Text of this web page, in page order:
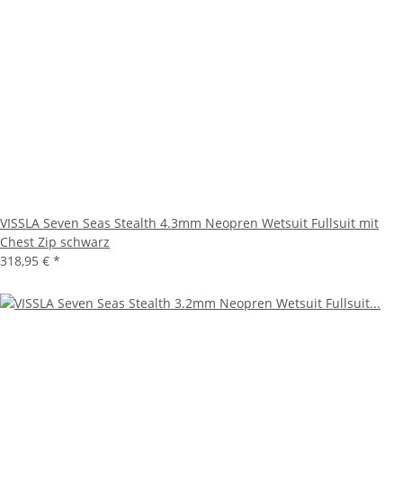
VISSLA Seven Seas Stealth 4.3mm Neopren Wetsuit Fullsuit mit
Chest Zip schwarz
318,95 € *